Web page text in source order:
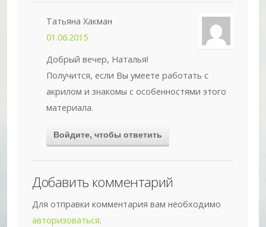
Татьяна Хакман
01.06.2015
Добрый вечер, Наталья!
Получится, если Вы умеете работать с
акрилом и знакомы с особенностями этого
материала.
Войдите, чтобы ответить
Добавить комментарий
Для отправки комментария вам необходимо
авторизоваться.